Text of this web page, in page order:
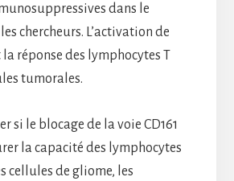
dans le
chercheurs. L’activation de
réponse des lymphocytes T
tumorales.
si le blocage de la voie CD161
la capacité des lymphocytes
cellules de gliome, les